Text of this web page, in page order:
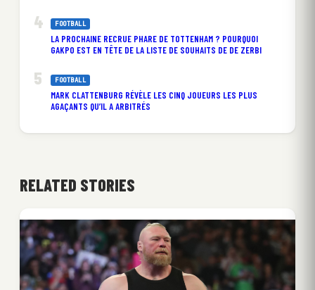
FOOTBALL
LA PROCHAINE RECRUE PHARE DE TOTTENHAM ? POURQUOI
GAKPO EST EN TÊTE DE LA LISTE DE SOUHAITS DE DE ZERBI
FOOTBALL
MARK CLATTENBURG RÉVÈLE LES CINQ JOUEURS LES PLUS
AGAÇANTS QU’IL A ARBITRÉS
RELATED STORIES